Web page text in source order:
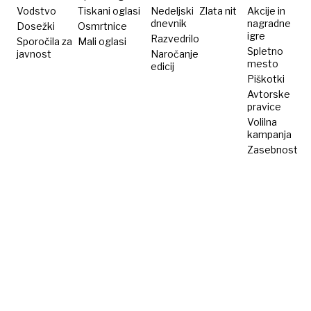
Vodstvo
Dosežki
Sporočila za
javnost
Tiskani oglasi
Osmrtnice
Mali oglasi
Nedeljski
dnevnik
Razvedrilo
Naročanje
edicij
Zlata nit
Akcije in
nagradne
igre
Spletno
mesto
Piškotki
Avtorske
pravice
Volilna
kampanja
Zasebnost